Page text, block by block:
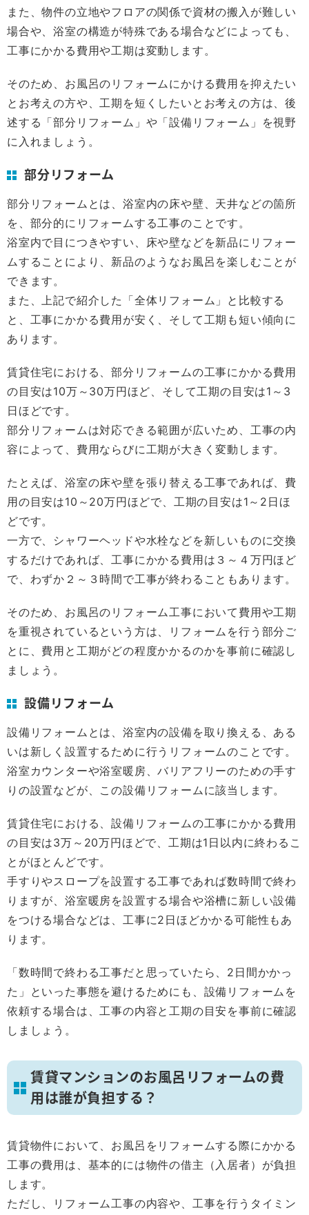
また、物件の立地やフロアの関係で資材の搬入が難しい
場合や、浴室の構造が特殊である場合などによっても、
工事にかかる費用や工期は変動します。
そのため、お風呂のリフォームにかける費用を抑えたい
とお考えの方や、工期を短くしたいとお考えの方は、後
述する「部分リフォーム」や「設備リフォーム」を視野
に入れましょう。
部分リフォーム
部分リフォームとは、浴室内の床や壁、天井などの箇所
を、部分的にリフォームする工事のことです。
浴室内で目につきやすい、床や壁などを新品にリフォー
ムすることにより、新品のようなお風呂を楽しむことが
できます。
また、上記で紹介した「全体リフォーム」と比較する
と、工事にかかる費用が安く、そして工期も短い傾向に
あります。
賃貸住宅における、部分リフォームの工事にかかる費用
の目安は10万～30万円ほど、そして工期の目安は1～3
日ほどです。
部分リフォームは対応できる範囲が広いため、工事の内
容によって、費用ならびに工期が大きく変動します。
たとえば、浴室の床や壁を張り替える工事であれば、費
用の目安は10～20万円ほどで、工期の目安は1～2日ほ
どです。
一方で、シャワーヘッドや水栓などを新しいものに交換
するだけであれば、工事にかかる費用は３～４万円ほど
で、わずか２～３時間で工事が終わることもあります。
そのため、お風呂のリフォーム工事において費用や工期
を重視されているという方は、リフォームを行う部分ご
とに、費用と工期がどの程度かかるのかを事前に確認し
ましょう。
設備リフォーム
設備リフォームとは、浴室内の設備を取り換える、ある
いは新しく設置するために行うリフォームのことです。
浴室カウンターや浴室暖房、バリアフリーのための手す
りの設置などが、この設備リフォームに該当します。
賃貸住宅における、設備リフォームの工事にかかる費用
の目安は3万～20万円ほどで、工期は1日以内に終わるこ
とがほとんどです。
手すりやスロープを設置する工事であれば数時間で終わ
りますが、浴室暖房を設置する場合や浴槽に新しい設備
をつける場合などは、工事に2日ほどかかる可能性もあ
ります。
「数時間で終わる工事だと思っていたら、2日間かかっ
た」といった事態を避けるためにも、設備リフォームを
依頼する場合は、工事の内容と工期の目安を事前に確認
しましょう。
賃貸マンションのお風呂リフォームの費
用は誰が負担する？
賃貸物件において、お風呂をリフォームする際にかかる
工事の費用は、基本的には物件の借主（入居者）が負担
します。
ただし、リフォーム工事の内容や、工事を行うタイミン